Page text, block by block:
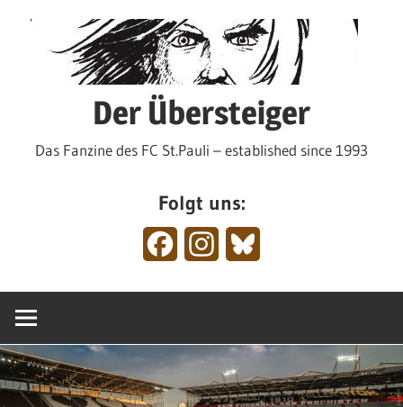
Der Übersteiger
Das Fanzine des FC St.Pauli – established since 1993
Folgt uns:
FacebookInstagram